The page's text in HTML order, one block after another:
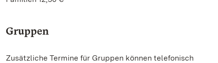
Gruppen
Zusätzliche Termine für Gruppen können telefonisch